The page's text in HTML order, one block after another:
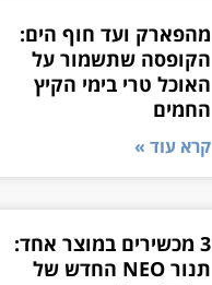
מהפארק ועד חוף הים:
הקופסה שתשמור על
האוכל טרי בימי הקיץ
החמים
קרא עוד »
3 מכשירים במוצר אחד:
תנור NEO החדש של